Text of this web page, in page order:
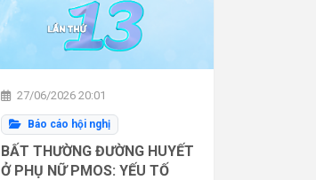
27/06/2026 20:01
Báo cáo hội nghị
BẤT THƯỜNG ĐƯỜNG HUYẾT
Ở PHỤ NỮ PMOS: YẾU TỐ